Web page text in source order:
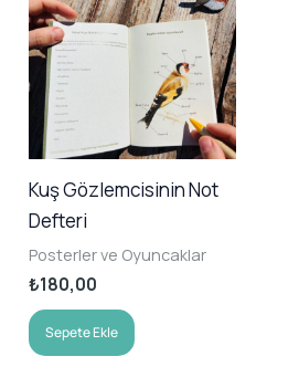
Kuş Gözlemcisinin Not
Defteri
Posterler ve Oyuncaklar
₺180,00
Sepete Ekle